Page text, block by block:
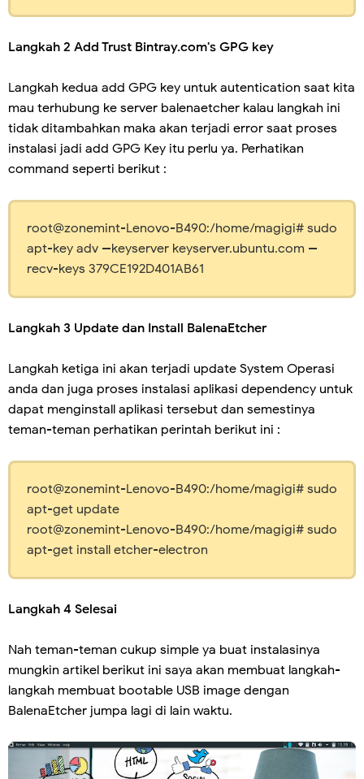
Langkah 2 Add Trust Bintray.com's GPG key
Langkah kedua add GPG key untuk autentication saat kita
mau terhubung ke server balenaetcher kalau langkah ini
tidak ditambahkan maka akan terjadi error saat proses
instalasi jadi add GPG Key itu perlu ya. Perhatikan
command seperti berikut :
root@zonemint-Lenovo-B490:/home/magigi# sudo
apt-key adv --keyserver keyserver.ubuntu.com --
recv-keys 379CE192D401AB61
Langkah 3 Update dan Install BalenaEtcher
Langkah ketiga ini akan terjadi update System Operasi
anda dan juga proses instalasi aplikasi dependency untuk
dapat menginstall aplikasi tersebut dan semestinya
teman-teman perhatikan perintah berikut ini :
root@zonemint-Lenovo-B490:/home/magigi# sudo
apt-get update
root@zonemint-Lenovo-B490:/home/magigi# sudo
apt-get install etcher-electron
Langkah 4 Selesai
Nah teman-teman cukup simple ya buat instalasinya
mungkin artikel berikut ini saya akan membuat langkah-
langkah membuat bootable USB image dengan
BalenaEtcher jumpa lagi di lain waktu.